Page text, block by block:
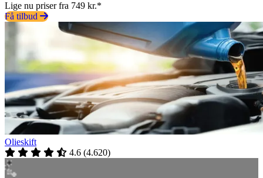
Lige nu priser fra 749 kr.*
Få tilbud
Olieskift
4.6 (4.620)